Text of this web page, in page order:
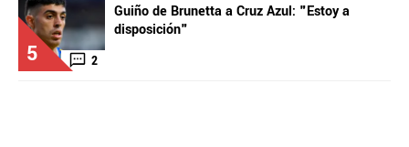
5 2
Guiño de Brunetta a Cruz Azul: "Estoy a
disposición"